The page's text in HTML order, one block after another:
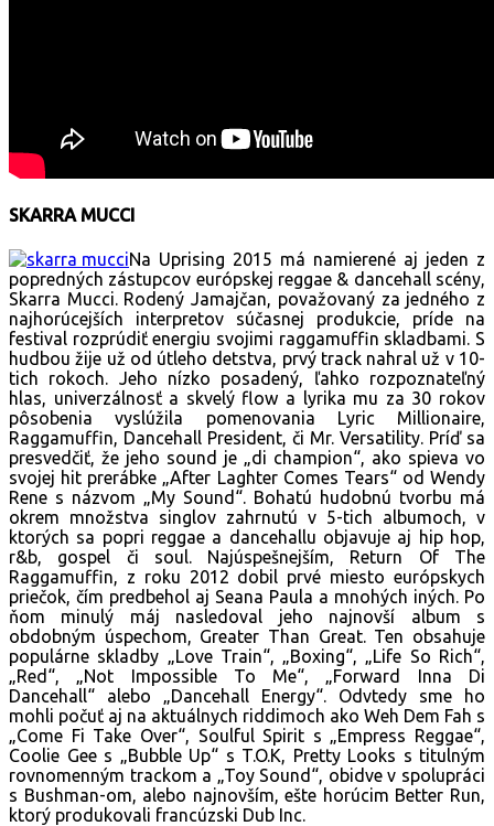
SKARRA MUCCI
Na Uprising 2015 má namierené aj jeden z
popredných zástupcov európskej reggae & dancehall scény,
Skarra Mucci. Rodený Jamajčan, považovaný za jedného z
najhorúcejších interpretov súčasnej produkcie, príde na
festival rozprúdiť energiu svojimi raggamuffin skladbami. S
hudbou žije už od útleho detstva, prvý track nahral už v 10-
tich rokoch. Jeho nízko posadený, ľahko rozpoznateľný
hlas, univerzálnosť a skvelý flow a lyrika mu za 30 rokov
pôsobenia vyslúžila pomenovania Lyric Millionaire,
Raggamuffin, Dancehall President, či Mr. Versatility. Príď sa
presvedčiť, že jeho sound je „di champion“, ako spieva vo
svojej hit prerábke „After Laghter Comes Tears“ od Wendy
Rene s názvom „My Sound“. Bohatú hudobnú tvorbu má
okrem množstva singlov zahrnutú v 5-tich albumoch, v
ktorých sa popri reggae a dancehallu objavuje aj hip hop,
r&b, gospel či soul. Najúspešnejším, Return Of The
Raggamuffin, z roku 2012 dobil prvé miesto európskych
priečok, čím predbehol aj Seana Paula a mnohých iných. Po
ňom minulý máj nasledoval jeho najnovší album s
obdobným úspechom, Greater Than Great. Ten obsahuje
populárne skladby „Love Train“, „Boxing“, „Life So Rich“,
„Red“, „Not Impossible To Me“, „Forward Inna Di
Dancehall“ alebo „Dancehall Energy“. Odvtedy sme ho
mohli počuť aj na aktuálnych riddimoch ako Weh Dem Fah s
„Come Fi Take Over“, Soulful Spirit s „Empress Reggae“,
Coolie Gee s „Bubble Up“ s T.O.K, Pretty Looks s titulným
rovnomenným trackom a „Toy Sound“, obidve v spolupráci
s Bushman-om, alebo najnovším, ešte horúcim Better Run,
ktorý produkovali francúzski Dub Inc.